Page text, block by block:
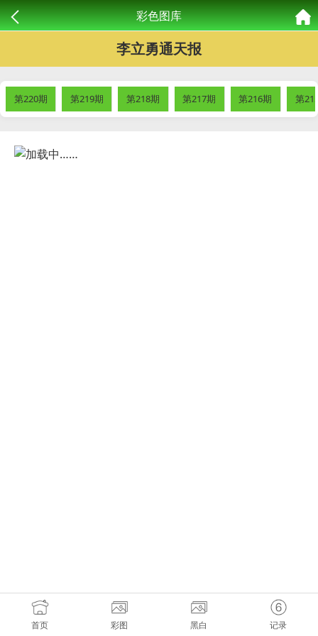
彩色图库
李立勇通天报
第220期 第219期 第218期 第217期 第216期 第
首页 彩图 黑白 记录